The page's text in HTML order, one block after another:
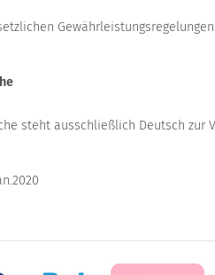
Gewährleistungsregelungen.
steht ausschließlich Deutsch zur